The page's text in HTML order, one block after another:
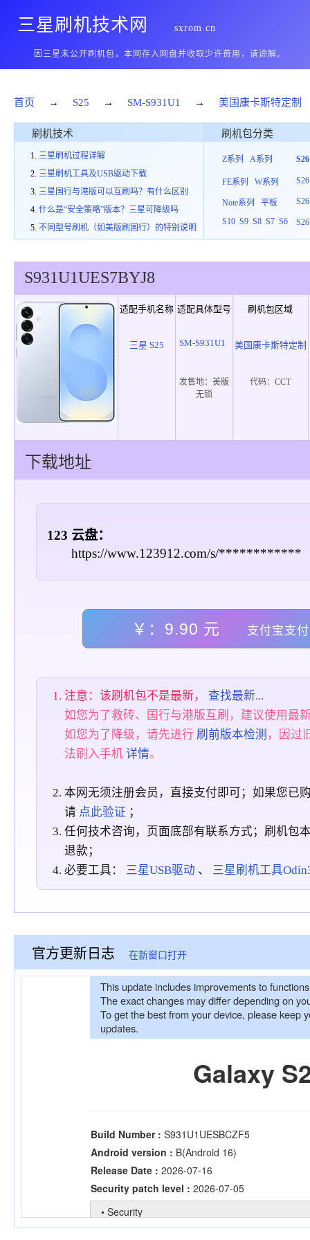
三星刷机技术网 sxrom.cn
因三星未公开刷机包，本网存入网盘并收取少许费用，请谅解。
首页 → S25 → SM-S931U1 → 美国康卡斯特定制
刷机技术
三星刷机过程详解
三星刷机工具及USB驱动下载
三星国行与港版可以互刷吗？有什么区别
什么是“安全策略”版本？三星可降级吗
不同型号刷机（如美版刷国行）的特别说明
刷机包分类
Z系列 A系列
FE系列 W系列
Note系列
平板
S10 S9 S8 S7 S6
S26
S931U1UES7BYJ8
适配手机名称 适配具体型号 刷机包区域
三星 S25 SM-S931U1 美国康卡斯特定制
发售地： 美版
无锁
代码：CCT
下载地址
123 云盘：
https://www.123912.com/s/************
￥：9.90 元 支付宝支付
注意：该刷机包不是最新， 查找最新...
如您为了救砖、国行与港版互刷，建议使用最
如您为了降级，请先进行 刷前版本检测 ，因过
法刷入手机详情。
本网无须注册会员，直接支付即可；如果您已
请 点此验证 ；
任何技术咨询，页面底部有联系方式；刷机包
退款；
必要工具： 三星USB驱动 、 三星刷机工具
官方更新日志 在新窗口打开